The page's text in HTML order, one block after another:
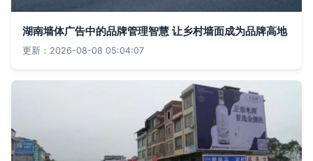
湖南墙体广告中的品牌管理智慧 让乡村墙面成为品牌高地
更新：2026-08-08 05:04:07